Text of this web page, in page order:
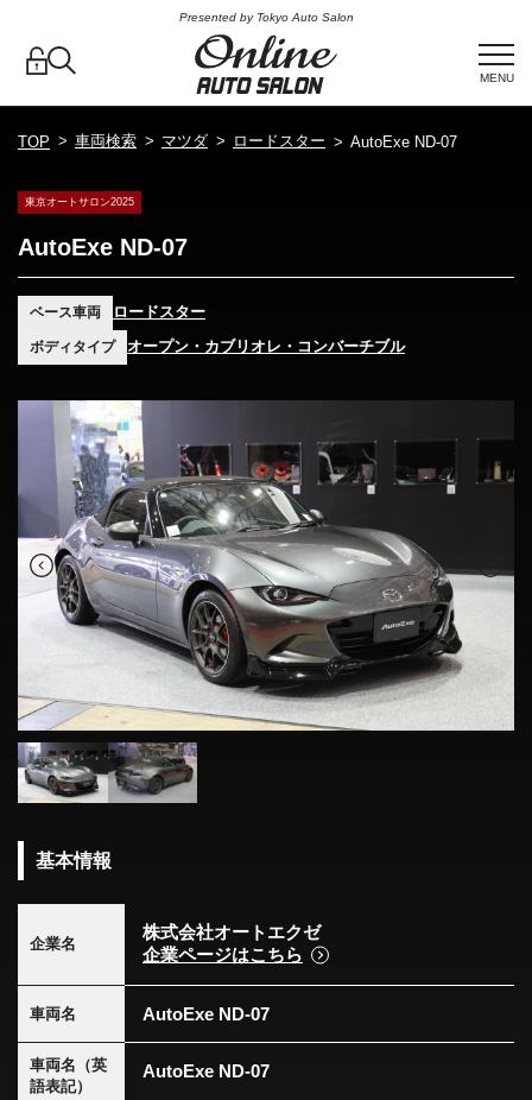
Presented by Tokyo Auto Salon
MENU
TOP 車両検索 マツダ ロードスター AutoExe ND-07
東京オートサロン2025
AutoExe ND-07
ベース車両 ロードスター
ボディタイプ オープン・カブリオレ・コンバーチブル
基本情報
企業名
株式会社オートエクゼ
企業ページはこちら
車両名 AutoExe ND-07
車両名（英
語表記）
AutoExe ND-07